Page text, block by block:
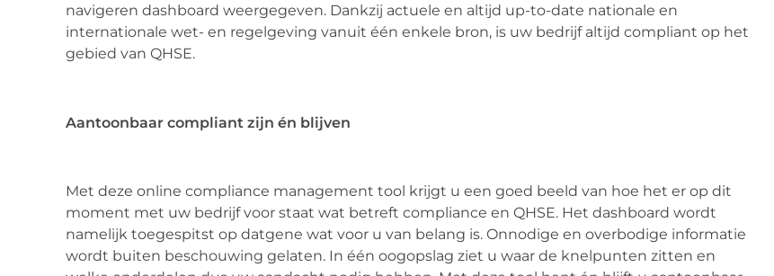
navigeren dashboard weergegeven. Dankzij actuele en altijd up-to-date nationale en
internationale wet- en regelgeving vanuit één enkele bron, is uw bedrijf altijd compliant op het
gebied van QHSE.
Aantoonbaar compliant zijn én blijven
Met deze online compliance management tool krijgt u een goed beeld van hoe het er op dit
moment met uw bedrijf voor staat wat betreft compliance en QHSE. Het dashboard wordt
namelijk toegespitst op datgene wat voor u van belang is. Onnodige en overbodige informatie
wordt buiten beschouwing gelaten. In één oogopslag ziet u waar de knelpunten zitten en